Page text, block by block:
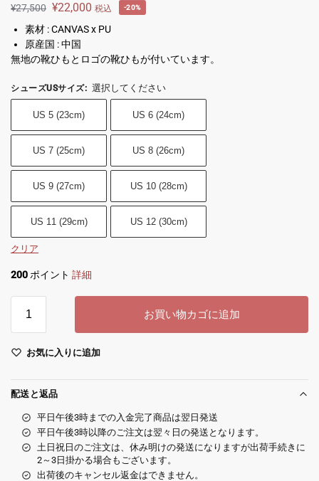
¥27,500 ¥22,000 税込 -20%
素材 : CANVAS x PU
原産国 : 中国
無地の靴ひもとロゴの靴ひもが付いています。
シューズUSサイズ: 選択してください
US 5 (23cm) US 6 (24cm)
US 7 (25cm) US 8 (26cm)
US 9 (27cm) US 10 (28cm)
US 11 (29cm) US 12 (30cm)
クリア
200 ポイント 詳細
お買い物カゴに追加
お気に入りに追加
配送と返品
平日午後3時までの入金完了商品は翌日発送
平日午後3時以降のご注文は翌々日の発送となります。
土日祝日のご注文は、休み明けの発送になりますが出荷手続きに
2～3日掛かる場合もございます。
出荷後のキャンセル返金はできません。